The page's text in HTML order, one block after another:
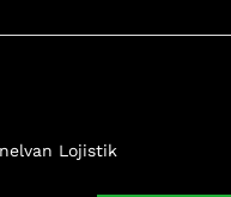
Lojistik